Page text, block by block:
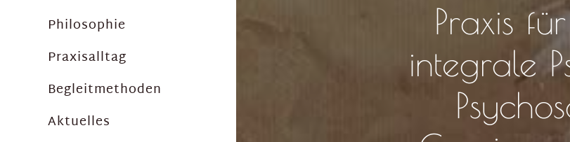
Philosophie
Praxisalltag
Begleitmethoden
Aktuelles
Praxis
integrale